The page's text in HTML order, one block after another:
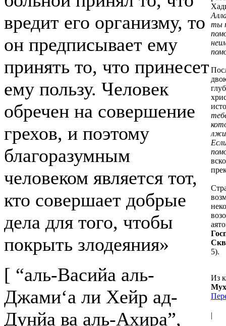
вредит его организму, то
он предписывает ему
принять то, что принесет
ему пользу. Человек
обречен на совершение
грехов, и поэтому
благоразумным
человеком является тот,
кто совершает добрые
дела для того, чтобы
покрыть злодеяния»
[ “аль-Васийа аль-
Джами‘а ли Хейр ад-
Дунйа ва аль-Ахира”,
ты
5).
Из
|